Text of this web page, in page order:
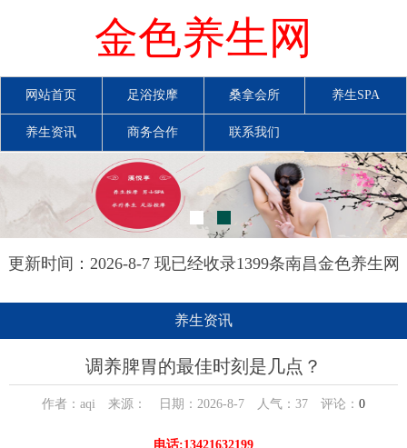
金色养生网
网站首页 足浴按摩 桑拿会所 养生SPA
养生资讯 商务合作 联系我们
更新时间：2026-8-7 现已经收录1399条南昌金色养生网
养生资讯
调养脾胃的最佳时刻是几点？
作者：aqi 来源： 日期：2026-8-7 人气： 37 评论： 0
电话:13421632199